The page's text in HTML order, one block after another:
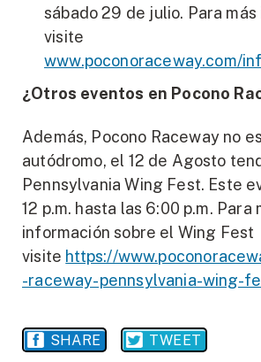
sábado 29 de julio. Para
visite
www.poconoraceway.com/
¿Otros eventos en Pocono
Además, Pocono Raceway no
autódromo, el 12 de Agosto
Pennsylvania Wing Fest. Este
12 p.m. hasta las 6:00 p.m. Para
información sobre el Wing Fest
visite https://
-raceway-pennsylvania-wing-
SHARE TWEET